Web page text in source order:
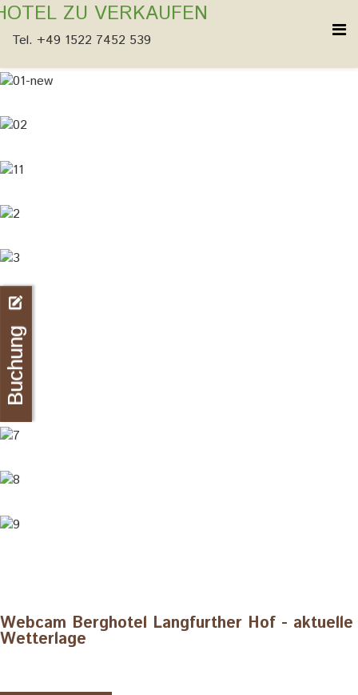
ZU VERKAUFEN
Tel. +49 1522 7452 539
Webcam Berghotel Langfurther Hof - aktuelle
Wetterlage
Buchung